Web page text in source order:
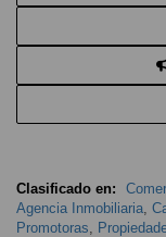
Clasificado en:
Agencia Inmobiliaria
Promotoras